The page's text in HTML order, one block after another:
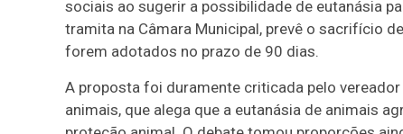
sociais ao sugerir a possibilidade de eutanásia
tramita na Câmara Municipal, prevê o sacrifício
forem adotados no prazo de 90 dias.
A proposta foi duramente criticada pelo
animais, que alega que a eutanásia de animais